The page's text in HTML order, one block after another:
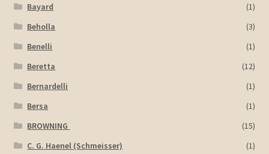
Bayard
(1)
Beholla
(3)
Benelli
(1)
Beretta
(12)
Bernardelli
(1)
Bersa
(1)
BROWNING
(15)
C. G. Haenel (Schmeisser)
(1)